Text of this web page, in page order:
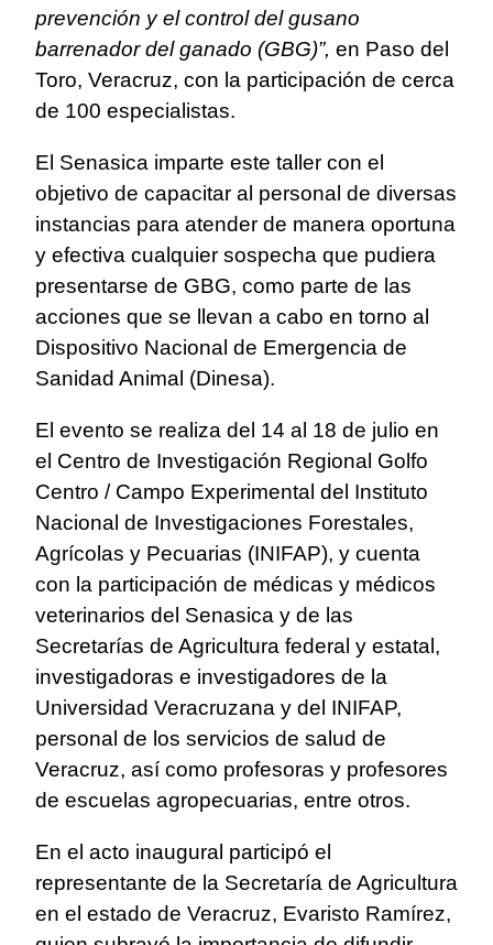
prevención y el control del gusano
barrenador del ganado (GBG)”, en Paso del
Toro, Veracruz, con la participación de cerca
de 100 especialistas.
El Senasica imparte este taller con el
objetivo de capacitar al personal de diversas
instancias para atender de manera oportuna
y efectiva cualquier sospecha que pudiera
presentarse de GBG, como parte de las
acciones que se llevan a cabo en torno al
Dispositivo Nacional de Emergencia de
Sanidad Animal (Dinesa).
El evento se realiza del 14 al 18 de julio en
el Centro de Investigación Regional Golfo
Centro / Campo Experimental del Instituto
Nacional de Investigaciones Forestales,
Agrícolas y Pecuarias (INIFAP), y cuenta
con la participación de médicas y médicos
veterinarios del Senasica y de las
Secretarías de Agricultura federal y estatal,
investigadoras e investigadores de la
Universidad Veracruzana y del INIFAP,
personal de los servicios de salud de
Veracruz, así como profesoras y profesores
de escuelas agropecuarias, entre otros.
En el acto inaugural participó el
representante de la Secretaría de Agricultura
en el estado de Veracruz, Evaristo Ramírez,